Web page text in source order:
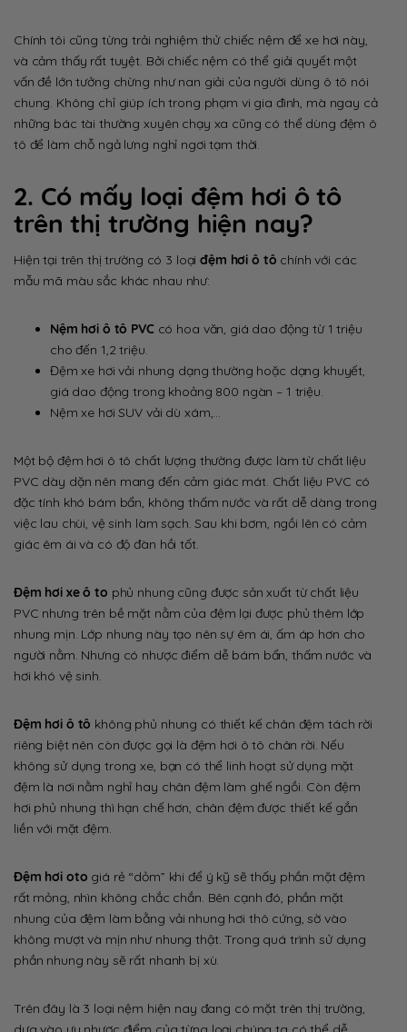
Chính tôi cũng từng trải nghiệm thử chiếc nệm để xe hơi này,
và cảm thấy rất tuyệt. Bởi chiếc nệm có thể giải quyết một
vấn đề lớn tưởng chừng như nan giải của người dùng ô tô nói
chung. Không chỉ giúp ích trong phạm vi gia đình, mà ngay cả
những bác tài thường xuyên chạy xa cũng có thể dùng đệm ô
tô để làm chỗ ngả lưng nghỉ ngơi tạm thời.
2. Có mấy loại đệm hơi ô tô
trên thị trường hiện nay?
Hiện tại trên thị trường có 3 loạiđệm hơi ô tô chính với các
mẫu mã màu sắc khác nhau như:
Nệm hơi ô tô PVCcó hoa văn, giá dao động từ 1 triệu
cho đến 1,2 triệu.
Đệm xe hơi vải nhung dạng thường hoặc dạng khuyết,
giá dao động trong khoảng 800 ngàn – 1 triệu.
Nệm xe hơi SUV vải dù xám,…
Một bộ đệm hơi ô tô chất lượng thường được làm từ chất liệu
PVC dày dặn nên mang đến cảm giác mát. Chất liệu PVC có
đặc tính khó bám bẩn, không thấm nước và rất dễ dàng trong
việc lau chùi, vệ sinh làm sạch. Sau khi bơm, ngồi lên có cảm
giác êm ái và có độ đàn hồi tốt.
Đệm hơi xe ô to phủ nhung cũng được sản xuất từ chất liệu
PVC nhưng trên bề mặt nằm của đệm lại được phủ thêm lớp
nhung mịn. Lớp nhung này tạo nên sự êm ái, ấm áp hơn cho
người nằm. Nhưng có nhược điểm dễ bám bẩn, thấm nước và
hơi khó vệ sinh.
Đệm hơi ô tô không phủ nhung có thiết kế chân đệm tách rời
riêng biệt nên còn được gọi là đệm hơi ô tô chân rời. Nếu
không sử dụng trong xe, bạn có thể linh hoạt sử dụng mặt
đệm là nơi nằm nghỉ hay chân đệm làm ghế ngồi. Còn đệm
hơi phủ nhung thì hạn chế hơn, chân đệm được thiết kế gắn
liền với mặt đệm.
Đệm hơi oto giá rẻ “dỏm” khi để ý kỹ sẽ thấy phần mặt đệm
rất mỏng, nhìn không chắc chắn. Bên cạnh đó, phần mặt
nhung của đệm làm bằng vải nhung hơi thô cứng, sờ vào
không mượt và mịn như nhung thật. Trong quá trình sử dụng
phần nhung này sẽ rất nhanh bị xù.
Trên đây là 3 loại nệm hiện nay đang có mặt trên thị trường,